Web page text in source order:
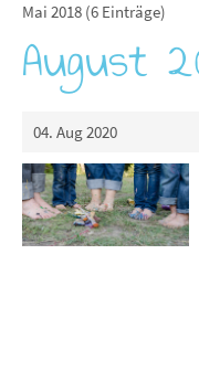
Mai 2018 (6 Einträge)
August
04. Aug 2020